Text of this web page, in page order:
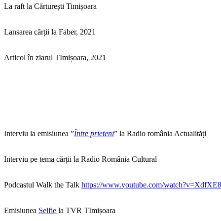
La raft la Cărturești Timișoara
Lansarea cărții la Faber, 2021
Articol în ziarul TImișoara, 2021
Interviu la emisiunea ”Între prieteni” la Radio românia Actualități
Interviu pe tema cărții la Radio România Cultural
Podcastul Walk the Talk https://www.youtube.com/
Emisiunea Selfie la TVR TImișoara